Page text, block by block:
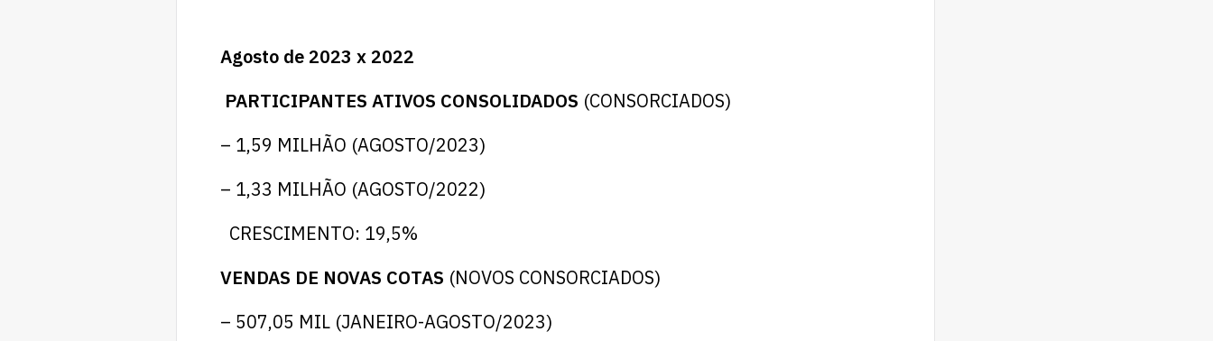
Agosto de 2023 x 2022
PARTICIPANTES ATIVOS CONSOLIDADOS (CONSORCIADOS)
– 1,59 MILHÃO (AGOSTO/2023)
– 1,33 MILHÃO (AGOSTO/2022)
CRESCIMENTO: 19,5%
VENDAS DE NOVAS COTAS (NOVOS CONSORCIADOS)
– 507,05 MIL (JANEIRO-AGOSTO/2023)